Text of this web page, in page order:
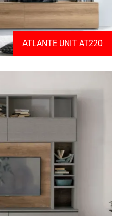
ATLANTE UNIT AT220